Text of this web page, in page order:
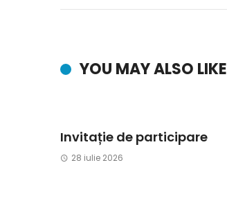
YOU MAY ALSO LIKE
Invitație de participare
28 iulie 2026